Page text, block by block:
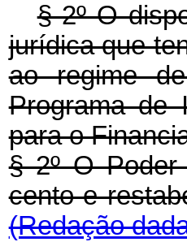
§ 2º O
jurídica que
ao regime
Programa de
para o
§ 2º O Poder
cento e
(Redação